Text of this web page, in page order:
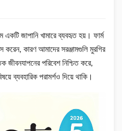
একটি জাপানি খামারে ব্যবহৃত হয়। ফার্ম
করেন, কারণ আমাদের সরঞ্জামগুলি মুরগির
পরিবেশ নিশ্চিত করে,
ব্যবহারিক পরামর্শও দিয়ে থাকি।